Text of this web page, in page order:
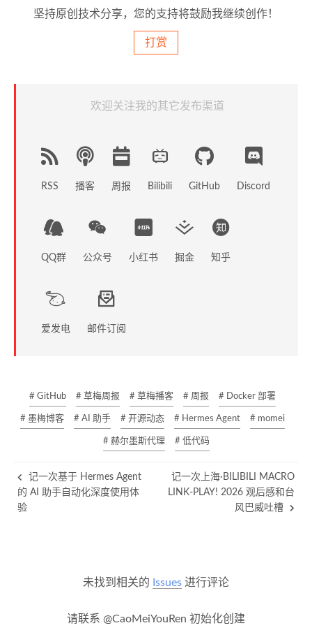
坚持原创技术分享，您的支持将鼓励我继续创作！
打赏
欢迎关注我的其它发布渠道
RSS 播客 周报 Bilibili GitHub Discord
QQ群 公众号 小红书 掘金 知乎
爱发电 邮件订阅
# GitHub # 草梅周报 # 草梅播客 # 周报 # Docker 部署
# 墨梅博客 # AI 助手 # 开源动态 # Hermes Agent # momei
# 赫尔墨斯代理 # 低代码
记一次基于 Hermes Agent
的 AI 助手自动化深度使用体
验
记一次上海·BILIBILI MACRO
LINK-PLAY! 2026 观后感和台
风巴威吐槽
未找到相关的 Issues 进行评论
请联系 @CaoMeiYouRen 初始化创建